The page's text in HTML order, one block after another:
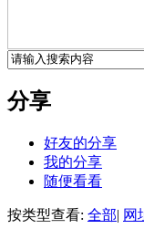
分享
好友的分享
我的分享
随便看看
按类型查看: 全部| 网